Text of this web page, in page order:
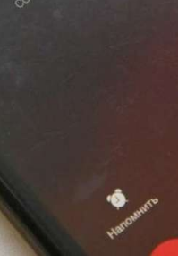
стартует
Волго‑Донской
пройдёт
единства народов